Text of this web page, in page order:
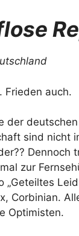
Frieden auch.
der
sind nicht
Dennoch
zur
„Geteiltes
Corbinian.
Optimisten.